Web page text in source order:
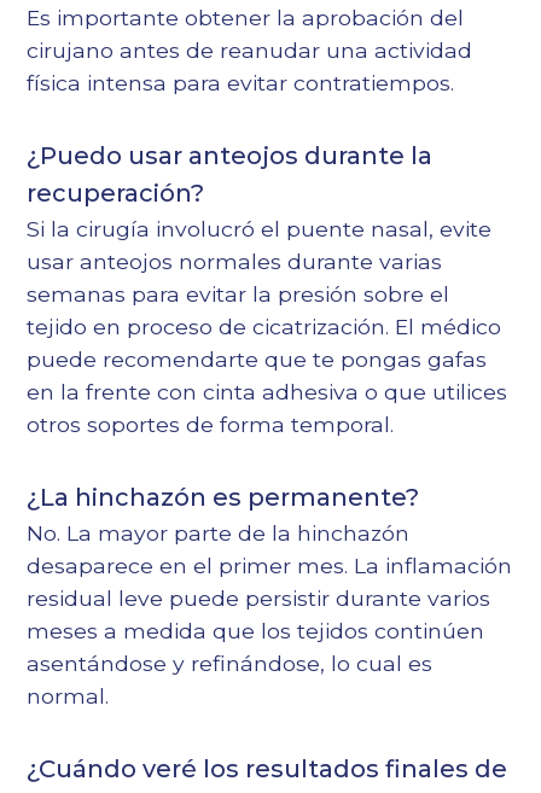
Es importante obtener la aprobación del
cirujano antes de reanudar una actividad
física intensa para evitar contratiempos.
¿Puedo usar anteojos durante la
recuperación?
Si la cirugía involucró el puente nasal, evite
usar anteojos normales durante varias
semanas para evitar la presión sobre el
tejido en proceso de cicatrización. El médico
puede recomendarte que te pongas gafas
en la frente con cinta adhesiva o que utilices
otros soportes de forma temporal.
¿La hinchazón es permanente?
No. La mayor parte de la hinchazón
desaparece en el primer mes. La inflamación
residual leve puede persistir durante varios
meses a medida que los tejidos continúen
asentándose y refinándose, lo cual es
normal.
¿Cuándo veré los resultados finales de